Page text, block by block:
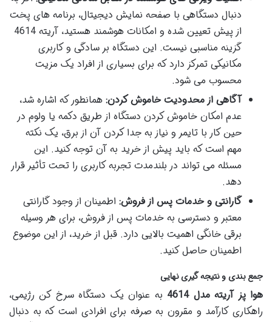
دنبال دستگاهی با صفحه نمایش دیجیتال، برنامه های پخت
از پیش تعیین شده و امکانات هوشمند هستید، آریته 4614
گزینه مناسبی نیست. این دستگاه بر سادگی و کاربری
مکانیکی تمرکز دارد که برای بسیاری از افراد یک مزیت
محسوب می شود.
آگاهی از محدودیت خاموش کردن: همانطور که اشاره شد،
عدم امکان خاموش کردن دستگاه از طریق دکمه یا ولوم در
حین کار با تایمر و نیاز به جدا کردن آن از برق، یک نکته
مهم است که باید پیش از خرید به آن توجه کنید. این
مسئله می تواند در بلندمدت تجربه کاربری را تحت تأثیر قرار
دهد.
گارانتی و خدمات پس از فروش: اطمینان از وجود گارانتی
معتبر و دسترسی به خدمات پس از فروش، برای هر وسیله
برقی خانگی اهمیت بالایی دارد. قبل از خرید، از این موضوع
اطمینان حاصل کنید.
جمع بندی و نتیجه گیری نهایی
هوا پز آریته مدل 4614
به عنوان یک دستگاه سرخ کن رژیمی،
راهکاری کارآمد و مقرون به صرفه برای افرادی است که به دنبال